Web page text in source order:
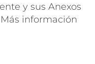
y sus Anexos
Más información